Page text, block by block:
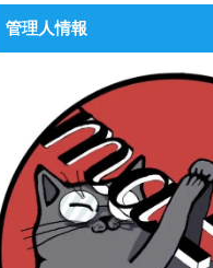
管理人情報